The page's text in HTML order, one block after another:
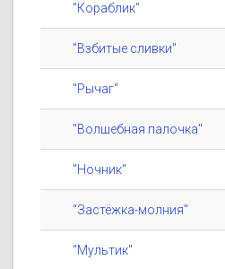
"Кораблик"
"Взбитые сливки"
"Рычаг"
"Волшебная палочка"
"Ночник"
"Застёжка-молния"
"Мультик"